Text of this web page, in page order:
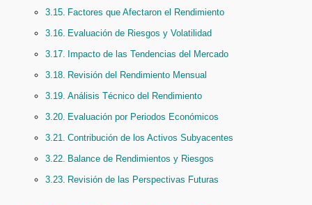
Factores que Afectaron el Rendimiento
Evaluación de Riesgos y Volatilidad
Impacto de las Tendencias del Mercado
Revisión del Rendimiento Mensual
Análisis Técnico del Rendimiento
Evaluación por Periodos Económicos
Contribución de los Activos Subyacentes
Balance de Rendimientos y Riesgos
Revisión de las Perspectivas Futuras